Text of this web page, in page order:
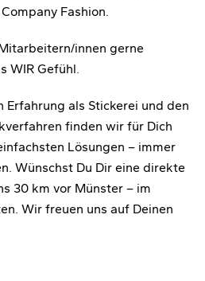
Fashion.
innen gerne
WIR Gefühl.
Erfahrung als Stickerei und den
finden wir für Dich
Lösungen – immer
Wünschst Du Dir eine direkte
30 km vor Münster – im
Wir freuen uns auf Deinen